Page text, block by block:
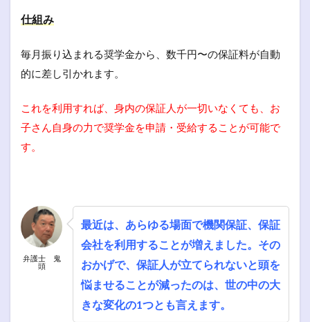
仕組み
毎月振り込まれる奨学金から、数千円〜の保証料が自動
的に差し引かれます。
これを利用すれば、身内の保証人が一切いなくても、お
子さん自身の力で奨学金を申請・受給することが可能で
す。
弁護士 鬼
頭
最近は、あらゆる場面で機関保証、保証
会社を利用することが増えました。その
おかげで、保証人が立てられないと頭を
悩ませることが減ったのは、世の中の大
きな変化の1つとも言えます。